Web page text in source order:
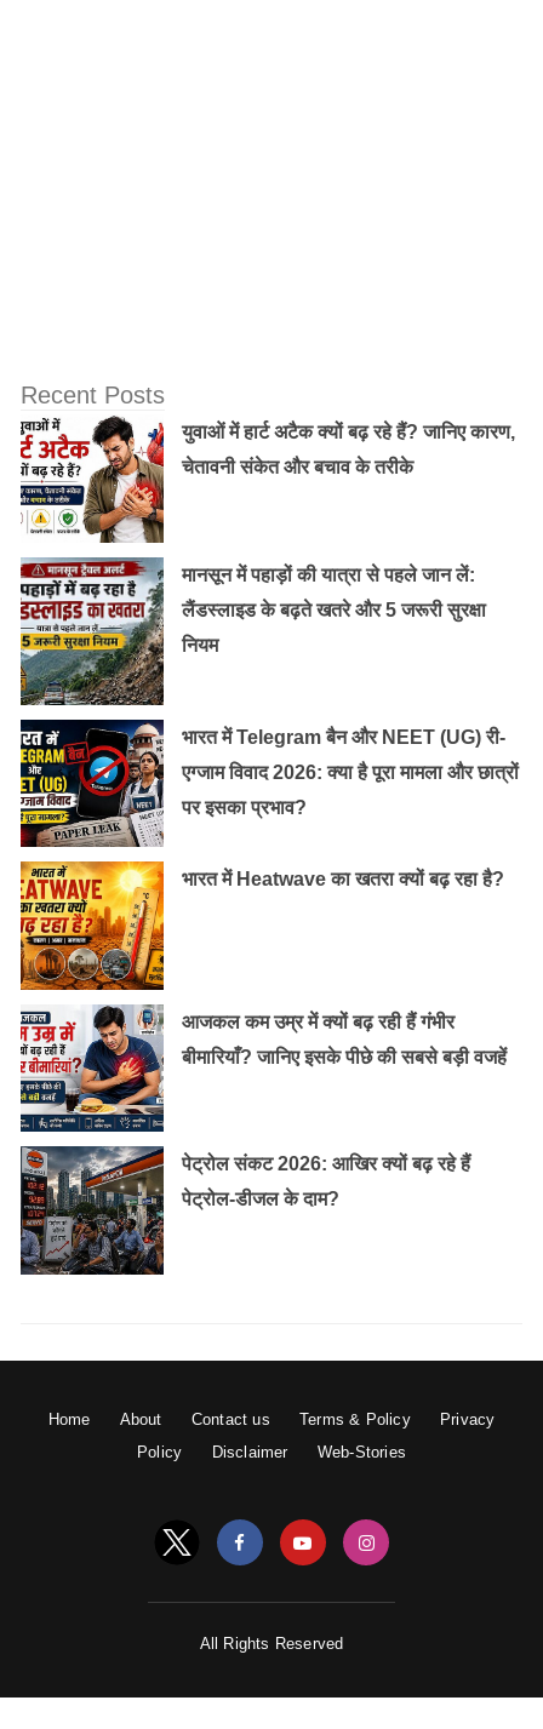
Recent Posts
युवाओं में हार्ट अटैक क्यों बढ़ रहे हैं? जानिए कारण,
चेतावनी संकेत और बचाव के तरीके
मानसून में पहाड़ों की यात्रा से पहले जान लें:
लैंडस्लाइड के बढ़ते खतरे और 5 जरूरी सुरक्षा
नियम
भारत में Telegram बैन और NEET (UG) री-
एग्जाम विवाद 2026: क्या है पूरा मामला और छात्रों
पर इसका प्रभाव?
भारत में Heatwave का खतरा क्यों बढ़ रहा है?
आजकल कम उम्र में क्यों बढ़ रही हैं गंभीर
बीमारियाँ? जानिए इसके पीछे की सबसे बड़ी वजहें
पेट्रोल संकट 2026: आखिर क्यों बढ़ रहे हैं
पेट्रोल-डीजल के दाम?
Home About Contact us Terms & Policy
Privacy
Policy
Disclaimer Web-Stories
All Rights Reserved